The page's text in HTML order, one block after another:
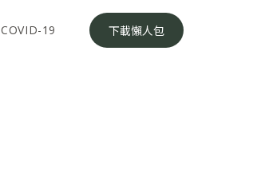
COVID-19 下載懶人包